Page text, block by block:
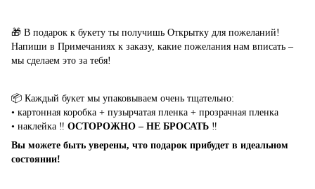
🎁 В подарок к букету ты получишь Открытку для пожеланий!
Напиши в Примечаниях к заказу, какие пожелания нам вписать –
мы сделаем это за тебя!
📦 Каждый букет мы упаковываем очень тщательно:
• картонная коробка + пузырчатая пленка + прозрачная пленка
• наклейка ‼️ ОСТОРОЖНО – НЕ БРОСАТЬ ‼️
Вы можете быть уверены, что подарок прибудет в идеальном
состоянии!